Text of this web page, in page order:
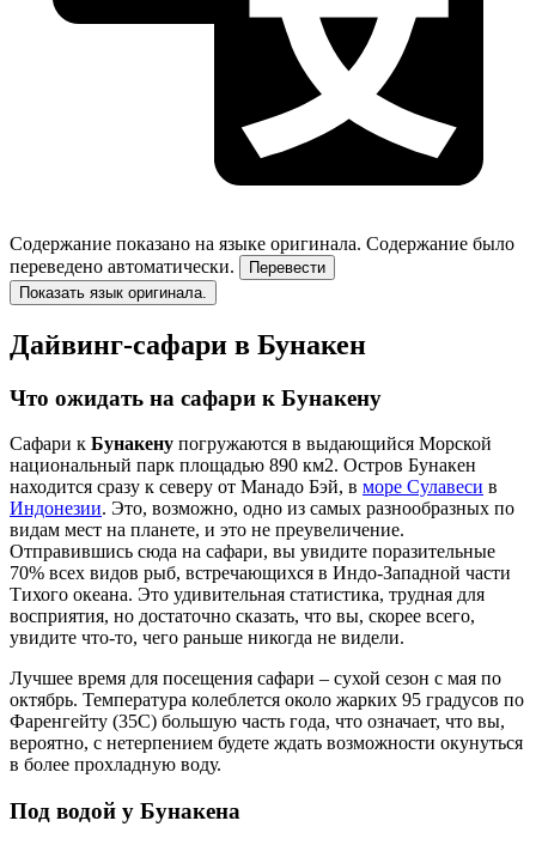
Содержание показано на языке оригинала. Содержание было
переведено автоматически.
Перевести
Показать язык оригинала.
Дайвинг-сафари в Бунакен
Что ожидать на сафари к Бунакену
Сафари к Бунакену погружаются в выдающийся Морской
национальный парк площадью 890 км2. Остров Бунакен
находится сразу к северу от Манадо Бэй, в море Сулавеси в
Индонезии. Это, возможно, одно из самых разнообразных по
видам мест на планете, и это не преувеличение.
Отправившись сюда на сафари, вы увидите поразительные
70% всех видов рыб, встречающихся в Индо-Западной части
Тихого океана. Это удивительная статистика, трудная для
восприятия, но достаточно сказать, что вы, скорее всего,
увидите что-то, чего раньше никогда не видели.
Лучшее время для посещения сафари – сухой сезон с мая по
октябрь. Температура колеблется около жарких 95 градусов по
Фаренгейту (35C) большую часть года, что означает, что вы,
вероятно, с нетерпением будете ждать возможности окунуться
в более прохладную воду.
Под водой у Бунакена